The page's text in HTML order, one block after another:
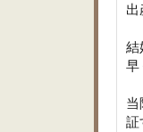
出
結
早
当
証